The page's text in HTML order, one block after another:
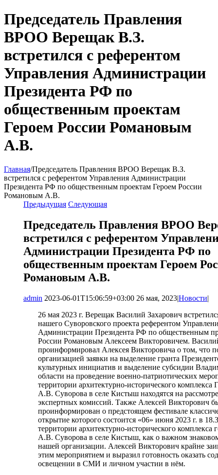
Председатель Правления
ВРОО Верещак В.З.
встретился с референтом
Управления Администрации
Президента РФ по
общественным проектам
Героем России Романовым
А.В.
Главная/Председатель Правления ВРОО Верещак В.З.
встретился с референтом Управления Администрации
Президента РФ по общественным проектам Героем России
Романовым А.В.
Предыдущая Следующая
Председатель Правления ВРОО
встретился с референтом
Администрации Президента РФ по
общественным проектам Героем
Романовым А.В.
admin 2023-06-01T15:06:59+03:00 26 мая, 2023|Новости|
26 мая 2023 г. Верещак Василий Захарович
нашего Суворовского проекта референтом
Администрации Президента РФ по общественным
России Романовым Алексеем Викторовичем.
проинформировал Алексея Викторовича о том, что
организацией заявки на выделение гранта
культурных инициатив и выделение субсидии
области на проведение военно-патриотических
территории архитектурно-исторического комплекса
А.В. Суворова в селе Кистыш находятся на
экспертных комиссий. Также Алексей Викторович
проинформирован о предстоящем фестивале
открытие которого состоится «06» июня 2023 г. в
территории архитектурно-исторического комплекса
А.В. Суворова в селе Кистыш, как о важном
нашей организации. Алексей Викторович крайне
этим мероприятием и выразил готовность оказать
освещении в СМИ и личном участии в нём.